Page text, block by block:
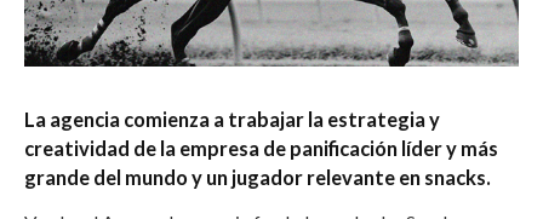
La agencia comienza a trabajar la estrategia y
creatividad de la empresa de panificación líder y más
grande del mundo y un jugador relevante en snacks.